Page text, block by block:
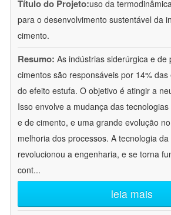
Título do Projeto:uso da
para o desenvolvimento sustentável da
cimento.
Resumo: As indústrias siderúrgica e de
cimentos são responsáveis por 14%
do efeito estufa. O objetivo é atingir a
Isso envolve a mudança das
e de cimento, e uma grande evolução
melhoria dos processos. A tecnologia
revolucionou a engenharia, e se torna
cont...
leia mais